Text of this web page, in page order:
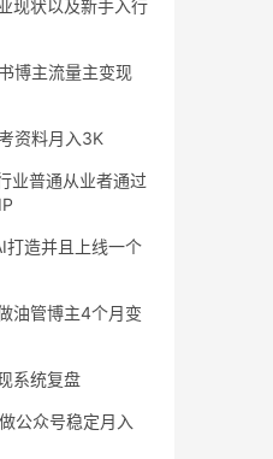
现状以及新手入行
博主流量主变现
资料月入3K
业普通从业者通过
打造并且上线一个
油管博主4个月变
系统复盘
公众号稳定月入